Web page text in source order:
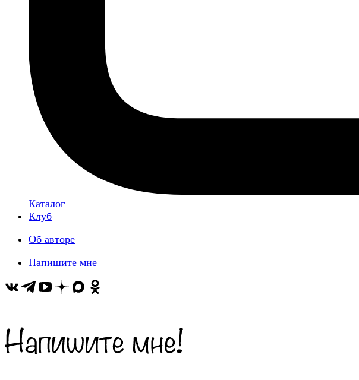
Каталог
Клуб
Об авторе
Напишите мне